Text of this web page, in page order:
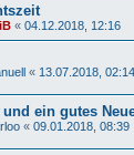
« 04.12.2018, 12:16
« 13.07.2018, 02:14
ein gutes
« 09.01.2018, 08:39